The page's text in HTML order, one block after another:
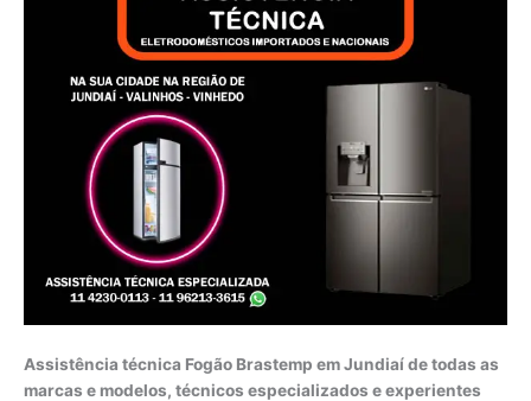
Assistência técnica Fogão Brastemp em Jundiaí de todas as
marcas e modelos, técnicos especializados e experientes